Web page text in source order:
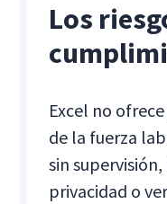
Los
Excel no
de la fuerza
sin
privacidad o